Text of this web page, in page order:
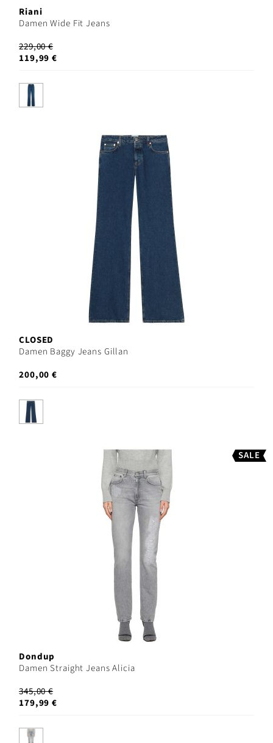
Riani
Damen Wide Fit Jeans
229,00 €
119,99 €
CLOSED
Damen Baggy Jeans Gillan
200,00 €
SALE
Dondup
Damen Straight Jeans Alicia
345,00 €
179,99 €